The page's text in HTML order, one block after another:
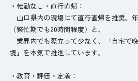
・転勤なし・直行直帰：
山口県内の現場にて直行直帰を推奨。
（繁忙期でも20時間程度）と、
業界内でも際立って少なく、「自宅で
境」を本気で推進しています。
・教育・評価・定着：